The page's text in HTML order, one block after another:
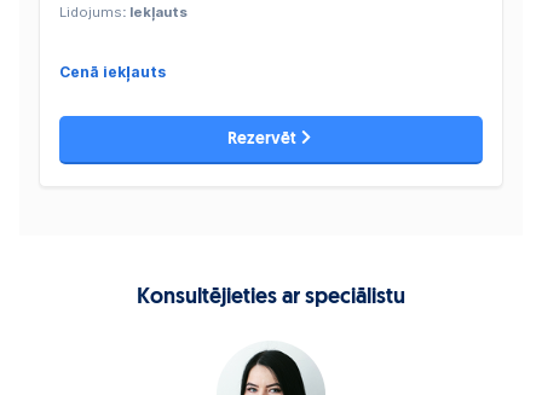
Lidojums: Iekļauts
Cenā iekļauts
Rezervēt
Konsultējieties ar speciālistu